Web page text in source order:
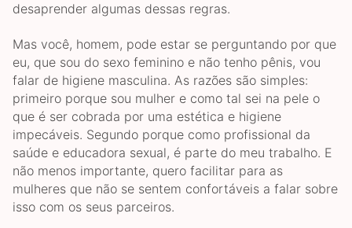
desaprender algumas dessas regras.
Mas você, homem, pode estar se perguntando por que
eu, que sou do sexo feminino e não tenho pênis, vou
falar de higiene masculina. As razões são simples:
primeiro porque sou mulher e como tal sei na pele o
que é ser cobrada por uma estética e higiene
impecáveis. Segundo porque como profissional da
saúde e educadora sexual, é parte do meu trabalho. E
não menos importante, quero facilitar para as
mulheres que não se sentem confortáveis a falar sobre
isso com os seus parceiros.